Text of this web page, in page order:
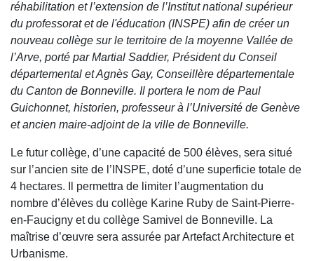
réhabilitation et l’extension de l’Institut national supérieur
du professorat et de l'éducation (INSPE) afin de créer un
nouveau collège sur le territoire de la moyenne Vallée de
l’Arve, porté par Martial Saddier, Président du Conseil
départemental et Agnès Gay, Conseillère départementale
du Canton de Bonneville. Il portera le nom de Paul
Guichonnet, historien, professeur à l’Université de Genève
et ancien maire-adjoint de la ville de Bonneville.
Le futur collège, d’une capacité de 500 élèves, sera situé
sur l’ancien site de l’INSPE, doté d’une superficie totale de
4 hectares. Il permettra de limiter l’augmentation du
nombre d’élèves du collège Karine Ruby de Saint-Pierre-
en-Faucigny et du collège Samivel de Bonneville. La
maîtrise d’œuvre sera assurée par Artefact Architecture et
Urbanisme.